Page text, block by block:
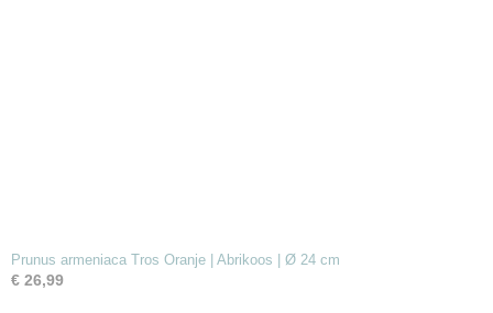
Prunus armeniaca Tros Oranje | Abrikoos | Ø 24 cm
€ 26,99